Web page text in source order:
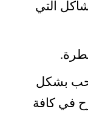
التي
بشكل
في كافة